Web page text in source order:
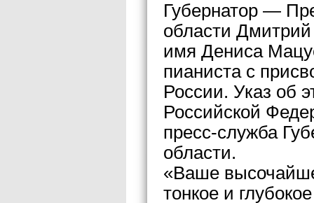
Губернатор —
области
имя Дениса
пианиста с
России. Указ об
Российской
пресс-служба
области.
«Ваше
тонкое и